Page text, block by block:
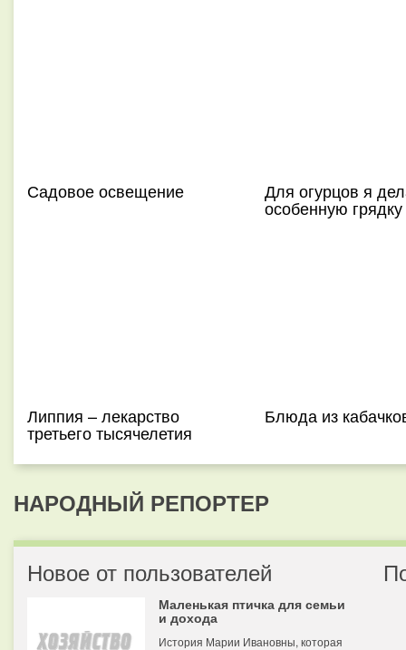
Садовое освещение Для огурцов я
особенную грядку
Липпия – лекарство
третьего тысячелетия
Блюда из
НАРОДНЫЙ РЕПОРТЕР
Новое от пользователей
Маленькая птичка для семьи
и дохода
История Марии Ивановны, которая